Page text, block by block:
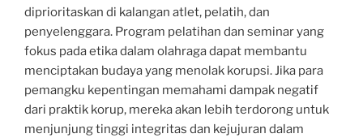
diprioritaskan di kalangan atlet, pelatih, dan
penyelenggara. Program pelatihan dan seminar yang
fokus pada etika dalam olahraga dapat membantu
menciptakan budaya yang menolak korupsi. Jika para
pemangku kepentingan memahami dampak negatif
dari praktik korup, mereka akan lebih terdorong untuk
menjunjung tinggi integritas dan kejujuran dalam